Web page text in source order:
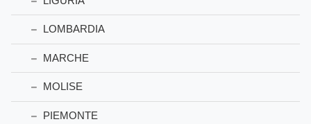
LOMBARDIA
MARCHE
MOLISE
PIEMONTE